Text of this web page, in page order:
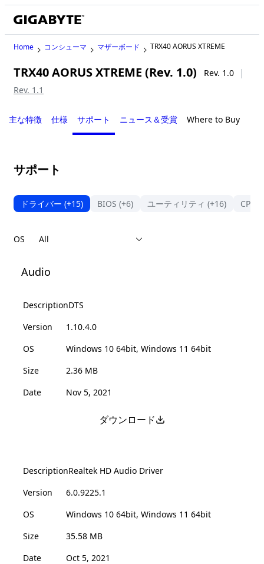
Home コンシューマ マザーボード TRX40 AORUS XTREME
TRX40 AORUS XTREME (Rev. 1.0)
Rev. 1.0
Rev. 1.1
主な特徴 仕様 サポート ニュース＆受賞 Where to Buy
サポート
ドライバー (+15) BIOS (+6) ユーティリティ (+16) CPU
OS
Audio
DescriptionDTS
Version
1.10.4.0
OS
Windows 10 64bit, Windows 11 64bit
Size
2.36 MB
Date
Nov 5, 2021
ダウンロード
DescriptionRealtek HD Audio Driver
Version
6.0.9225.1
OS
Windows 10 64bit, Windows 11 64bit
Size
35.58 MB
Date
Oct 5, 2021